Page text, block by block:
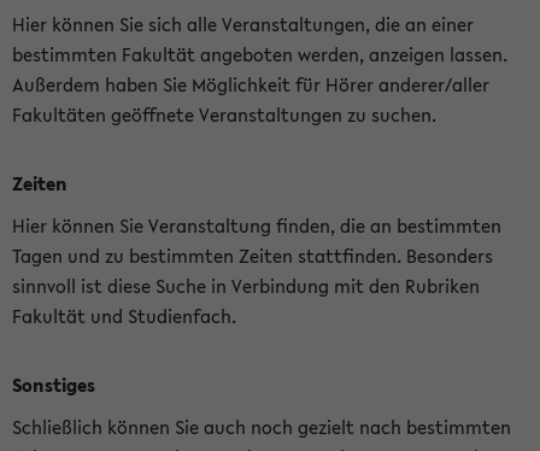
Hier können Sie sich alle Veranstaltungen, die an einer
bestimmten Fakultät angeboten werden, anzeigen lassen.
Außerdem haben Sie Möglichkeit für Hörer anderer/aller
Fakultäten geöffnete Veranstaltungen zu suchen.
Zeiten
Hier können Sie Veranstaltung finden, die an bestimmten
Tagen und zu bestimmten Zeiten stattfinden. Besonders
sinnvoll ist diese Suche in Verbindung mit den Rubriken
Fakultät und Studienfach.
Sonstiges
Schließlich können Sie auch noch gezielt nach bestimmten